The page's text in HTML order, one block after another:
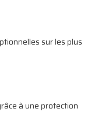
sur les plus
à une protection